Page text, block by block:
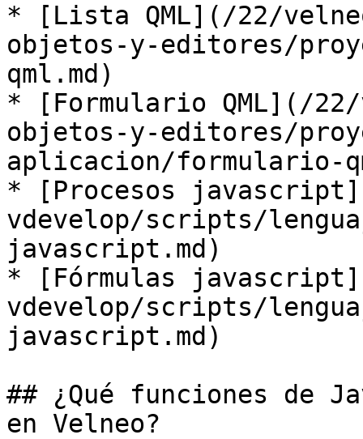
* [Lista QML](/22/
objetos-y-editores/
qml.md)
* [Formulario QML](/
objetos-y-editores/
aplicacion/formulario-
* [Procesos
vdevelop/scripts/
javascript.md)
* [Fórmulas
vdevelop/scripts/
javascript.md)
## ¿Qué funciones de
en Velneo?